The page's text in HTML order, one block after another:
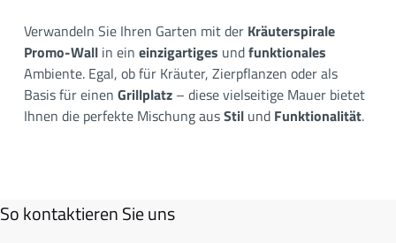
Verwandeln Sie Ihren Garten mit der Kräuterspirale
Promo-Wallin ein einzigartiges undfunktionales
Ambiente. Egal, ob für Kräuter, Zierpflanzen oder als
Basis für einen Grillplatz– diese vielseitige Mauer bietet
Ihnen die perfekte Mischung ausStilund Funktionalität.
So kontaktieren Sie uns